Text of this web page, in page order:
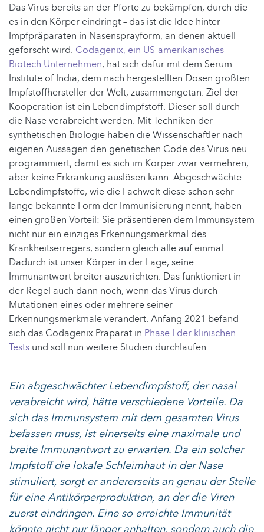
Das Virus bereits an der Pforte zu bekämpfen, durch die
es in den Körper eindringt – das ist die Idee hinter
Impfpräparaten in Nasensprayform, an denen aktuell
geforscht wird. Codagenix, ein US-amerikanisches
Biotech Unternehmen, hat sich dafür mit dem Serum
Institute of India, dem nach hergestellten Dosen größten
Impfstoffhersteller der Welt, zusammengetan. Ziel der
Kooperation ist ein Lebendimpfstoff. Dieser soll durch
die Nase verabreicht werden. Mit Techniken der
synthetischen Biologie haben die Wissenschaftler nach
eigenen Aussagen den genetischen Code des Virus neu
programmiert, damit es sich im Körper zwar vermehren,
aber keine Erkrankung auslösen kann. Abgeschwächte
Lebendimpfstoffe, wie die Fachwelt diese schon sehr
lange bekannte Form der Immunisierung nennt, haben
einen großen Vorteil: Sie präsentieren dem Immunsystem
nicht nur ein einziges Erkennungsmerkmal des
Krankheitserregers, sondern gleich alle auf einmal.
Dadurch ist unser Körper in der Lage, seine
Immunantwort breiter auszurichten. Das funktioniert in
der Regel auch dann noch, wenn das Virus durch
Mutationen eines oder mehrere seiner
Erkennungsmerkmale verändert. Anfang 2021 befand
sich das Codagenix Präparat in Phase I der klinischen
Tests und soll nun weitere Studien durchlaufen.
Ein abgeschwächter Lebendimpfstoff, der nasal
verabreicht wird, hätte verschiedene Vorteile. Da
sich das Immunsystem mit dem gesamten Virus
befassen muss, ist einerseits eine maximale und
breite Immunantwort zu erwarten. Da ein solcher
Impfstoff die lokale Schleimhaut in der Nase
stimuliert, sorgt er andererseits an genau der Stelle
für eine Antikörperproduktion, an der die Viren
zuerst eindringen. Eine so erreichte Immunität